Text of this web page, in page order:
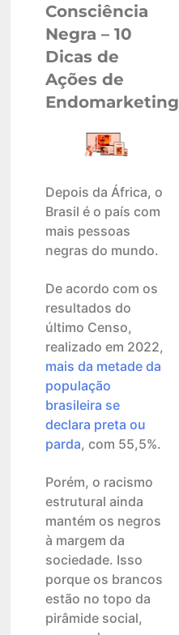
Consciência
Negra – 10
Dicas de
Ações de
Endomarketing
Depois da África, o
Brasil é o país com
mais pessoas
negras do mundo.
De acordo com os
resultados do
último Censo,
realizado em 2022,
mais da metade da
população
brasileira se
declara preta ou
parda, com 55,5%.
Porém, o racismo
estrutural ainda
mantém os negros
à margem da
sociedade. Isso
porque os brancos
estão no topo da
pirâmide social,